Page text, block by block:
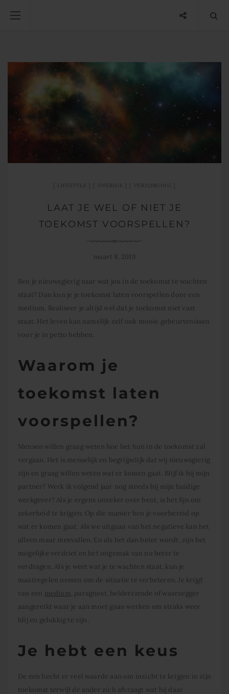
LIFESTYLE OVERIGE VERZORGING
LAAT JE WEL OF NIET JE
TOEKOMST VOORSPELLEN?
maart 8, 2019
Ben je nieuwsgierig naar wat jou in de toekomst te wachten
staat? Dan kun je je toekomst laten voorspellen door een
medium. Realiseer je altijd wel dat je toekomst niet vast
staat. Het leven kan namelijk zelf ook mooie gebeurtenissen
voor je in petto hebben.
Waarom je
toekomst laten
voorspellen?
Mensen willen graag weten hoe het hun in de toekomst zal
vergaan. Het is menselijk en begrijpelijk dat wij nieuwsgierig
zijn en graag willen weten wat er komen gaat. Blijf ik bij mijn
partner? Werk ik volgend jaar nog steeds bij mijn huidige
werkgever? Als je ergens onzeker over bent, is het fijn om
zekerheid te krijgen. Op die manier ben je voorbereid op
wat er komen gaat. Als we uitgaan van het negatieve kan het
alleen maar meevallen. En als het dan beter wordt, zijn het
mogelijke verdriet en het ongemak van nu beter te
verdragen. Als je weet wat je te wachten staat, kun je
maatregelen nemen om de situatie te verbeteren. Je krijgt
van een medium, paragnost, helderziende of waarzegger
aangereikt waar je aan moet gaan werken om straks weer
blij en gelukkig te zijn.
Je hebt een keus
De een hecht er veel waarde aan om inzicht te krijgen in zijn
toekomst terwijl de ander zich afvraagt wat hij daar